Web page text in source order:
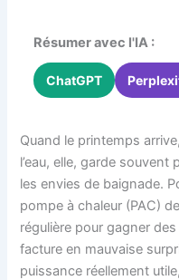
Résumer avec l'IA :
ChatGPT
Quand le printemps
l’eau, elle, garde
les envies de baignade.
pompe à chaleur (PAC)
régulière pour gagner
facture en mauvaise
puissance réellement